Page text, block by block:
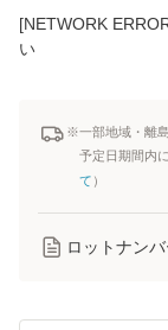
[NETWORK
い
※一部地域・離
予定日期間内
て ）
ロットナンバ